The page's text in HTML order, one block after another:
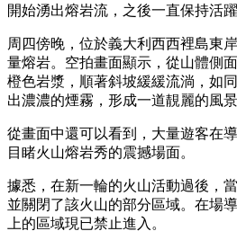
開始湧出熔岩流，之後一直保持活躍
周四傍晚，位於義大利西西裡島東
量熔岩。空拍畫面顯示，從山體側
橙色岩漿，順著斜坡緩緩流淌，如
出濃濃的煙霧，形成一道靚麗的風景
從畫面中還可以看到，大量遊客在
目睹火山熔岩秀的震撼場面。
據悉，在新一輪的火山活動過後，
並關閉了該火山的部分區域。在場
上的區域現已禁止進入。